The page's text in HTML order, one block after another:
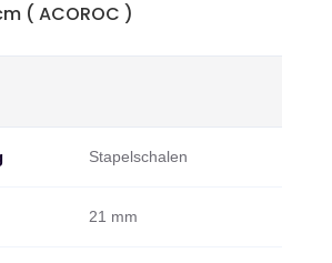
( ACOROC )
Stapelschalen
21 mm